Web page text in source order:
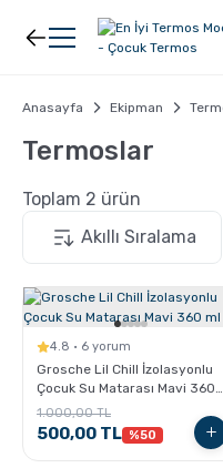
Kahve
Espresso
Organik Kahve
Türk Kahvesi
Nespresso Uyumlu Kapsül
Ekipman
Pour Over
Dripper
Chemex
Anasayfa Ekipman
Termoslar
Toplam 2 ürün
4.8 · 6 yorum
Grosche Lil Chill İzolasyonlu
Çocuk Su Matarası Mavi 360
ml
1.000,00 TL
500,00 TL %50